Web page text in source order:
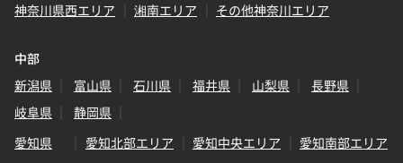
神奈川県西エリア
湘南エリア その他神奈川エリア
中部
新潟県
富山県 石川県 福井県 山梨県
長野県
岐阜県
静岡県
愛知県
愛知北部エリア 愛知中央エリア
愛知南部エリア